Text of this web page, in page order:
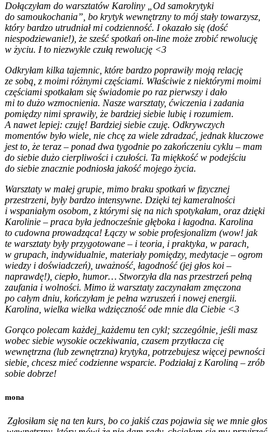
Dołączyłam do warsztatów Karoliny „Od samokrytyki
do samoukochania”, bo krytyk wewnętrzny to mój stały towarzysz,
który bardzo utrudniał mi codzienność. I okazało się (dość
niespodziewanie!), że sześć spotkań on-line może zrobić rewolucję
w życiu. I to niezwykle czułą rewolucję <3
Odkryłam kilka tajemnic, które bardzo poprawiły moją relację
ze sobą, z moimi różnymi częściami. Właściwie z niektórymi moimi
częściami spotkałam się świadomie po raz pierwszy i dało
mi to dużo wzmocnienia. Nasze warsztaty, ćwiczenia i zadania
pomiędzy nimi sprawiły, że bardziej siebie lubię i rozumiem.
A nawet lepiej: czuję! Bardziej siebie czuję. Odkrywczych
momentów było wiele, nie chcę za wiele zdradzać, jednak kluczowe
jest to, że teraz – ponad dwa tygodnie po zakończeniu cyklu – mam
do siebie dużo cierpliwości i czułości. Ta miękkość w podejściu
do siebie znacznie podniosła jakość mojego życia.
Warsztaty w małej grupie, mimo braku spotkań w fizycznej
przestrzeni, były bardzo intensywne. Dzięki tej kameralności
i wspaniałym osobom, z którymi się na nich spotykałam, oraz dzięki
Karolinie – praca była jednocześnie głęboka i łagodna. Karolina
to cudowna prowadząca! Łączy w sobie profesjonalizm (wow! jak
te warsztaty były przygotowane – i teoria, i praktyka, w parach,
w grupach, indywidualnie, materiały pomiędzy, medytacje – ogrom
wiedzy i doświadczeń), uważność, łagodność (jej głos koi –
naprawdę!), ciepło, humor… Stworzyła dla nas przestrzeń pełną
zaufania i wolności. Mimo iż warsztaty zaczynałam zmęczona
po całym dniu, kończyłam je pełna wzruszeń i nowej energii.
Karolina, wielka wielka wdzięczność ode mnie dla Ciebie <3
Gorąco polecam każdej_każdemu ten cykl; szczególnie, jeśli masz
wobec siebie wysokie oczekiwania, czasem przytłacza cię
wewnętrzna (lub zewnętrzna) krytyka, potrzebujesz więcej pewności
siebie, chcesz mieć codzienne wsparcie. Podziałaj z Karoliną – zrób
sobie dobrze!
mona
Zgłosiłam się na ten kurs, bo co jakiś czas pojawia się we mnie głos